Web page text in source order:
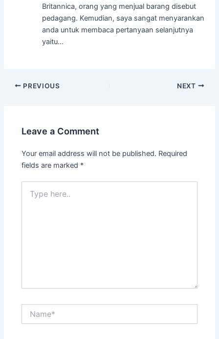
Britannica, orang yang menjual barang disebut
pedagang. Kemudian, saya sangat menyarankan
anda untuk membaca pertanyaan selanjutnya
yaitu…
Post
PREVIOUS NEXT
Leave a Comment
Your email address will not be published. Required
fields are marked *
here..